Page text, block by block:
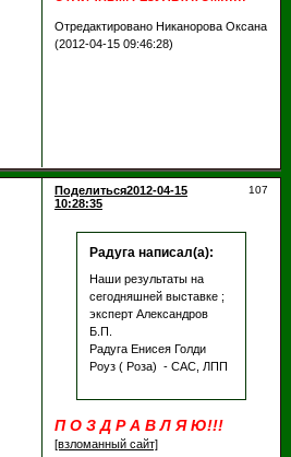
Отредактировано Никанорова Оксана
(2012-04-15 09:46:28)
Поделиться 107
2012-04-15
10:28:35
Радуга написал(а):
Наши результаты на
сегодняшней выставке ;
эксперт Александров
Б.П.
Радуга Енисея Голди
Роуз ( Роза) - САС, ЛПП
П О З Д Р А В Л Я Ю!!!
[взломанный сайт]